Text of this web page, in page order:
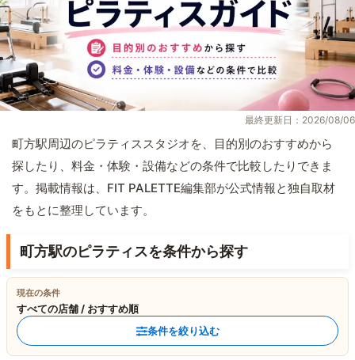
最終更新日：2026/08/06
町方駅周辺のピラティススタジオを、目的別のおすすめから
探したり、料金・体験・設備などの条件で比較したりできま
す。掲載情報は、FIT PALETTE編集部が公式情報と独自取材
をもとに整理しています。
町方駅のピラティスを条件から探す
現在の条件
すべての店舗 / おすすめ順
条件を絞り込む